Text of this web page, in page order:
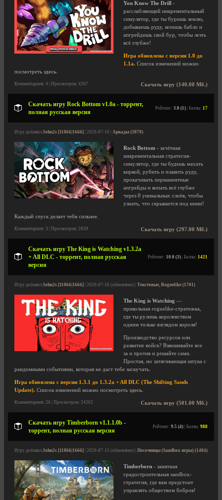
You Know The Drill -
расслабляющий инкрементальный
симулятор, где ты буришь землю,
добываешь руду, копишь бабло и
апгрейдишь свой бур, чтобы лезть
всё глубже!
Игра обновлена с версии 1.0 до
1.1a. Список изменений можно
посмотреть здесь
Скачать игру (140.00 Мб.)
Комментариев: 4 | Просмотров: 4267
Скачать игру Rock Bottom v1.0a - торрент,
полная русская версия
Рейтинг: 3.0 (1) | Баллы: 17
Игру добавил John2s [11866|1666] | 2026-07-16 | Аркады (3070)
Rock Bottom - зачётная
инкрементальная стратегия-
симулятор, где ты будешь махать
киркой, рубить и плавить руду,
прокачивать перманентные
апгрейды и копать всё глубже
через 8 уникальных слоёв, чтобы
узнать, что скрывается под ними!
Каждый спуск делает тебя сильнее.
Скачать игру (297.00 Мб.)
Комментариев: 3 | Просмотров: 2839
Скачать игру The King is Watching v1.3.2a
+ All DLC - торрент, полная русская
версия
Рейтинг: 10.0 (3) | Баллы: 1421
Игру добавил John2s [11866|1666] | 2026-07-16 (обновлено) | Текстовые, Roguelike (1701)
The King is Watching —
прикольная roguelike-стратежка,
где ты рулишь королевством
одним только взглядом короля!
Производство ресурсов или
развитие войск? Взвешивайте все
за и против и решайте сами.
Простая, но затягивающая штука с
рандомными событиями, которая не даст тебе заскучать.
Игра обновлена с версии 1.3.1 до 1.3.2a + All DLC (The Shifting Sands
Update). Список изменений можно посмотреть здесь
Скачать игру (501.00 Мб.)
Комментариев: 20 | Просмотров: 24262
Скачать игру Timberborn v1.1.1.0b -
торрент, полная русская версия
Рейтинг: 9.5 (4) | Баллы: 988
Игру добавил John2s [11866|1666] | 2026-07-15 (обновлено) | Песочницы (Sandbox-игры) (1404)
Timberborn - занятная
градостроительная sandbox-
стратегия, где вам предстоит
управлять обществом бобров!